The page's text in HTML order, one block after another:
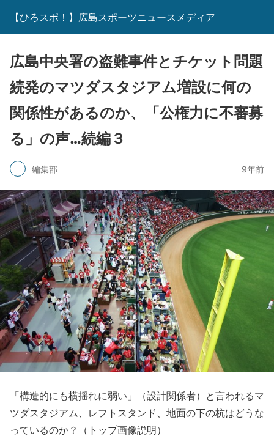
【ひろスポ！】広島スポーツニュースメディア
広島中央署の盗難事件とチケット問題
続発のマツダスタジアム増設に何の
関係性があるのか、「公権力に不審募
る」の声…続編３
編集部 9年前
「構造的にも横揺れに弱い」（設計関係者）と言われるマ
ツダスタジアム、レフトスタンド、地面の下の杭はどうな
っているのか？（トップ画像説明）